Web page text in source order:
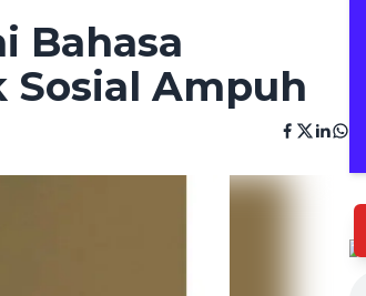
Bahasa
Ampuh